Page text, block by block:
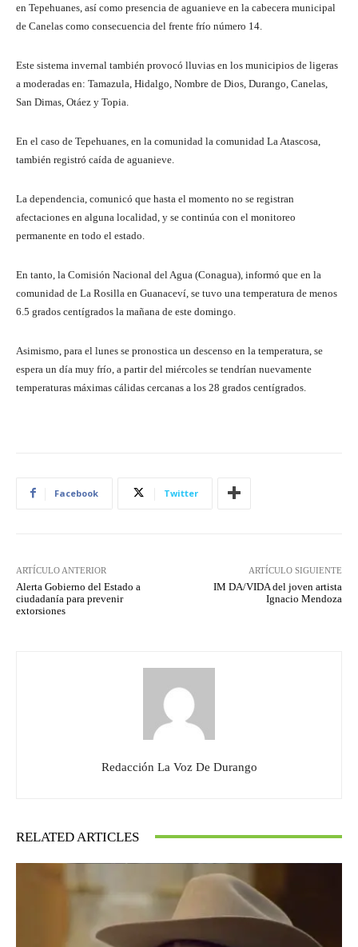
en Tepehuanes, así como presencia de aguanieve en la cabecera municipal
de Canelas como consecuencia del frente frío número 14.
Este sistema invernal también provocó lluvias en los municipios de ligeras
a moderadas en: Tamazula, Hidalgo, Nombre de Dios, Durango, Canelas,
San Dimas, Otáez y Topia.
En el caso de Tepehuanes, en la comunidad la comunidad La Atascosa,
también registró caída de aguanieve.
La dependencia, comunicó que hasta el momento no se registran
afectaciones en alguna localidad, y se continúa con el monitoreo
permanente en todo el estado.
En tanto, la Comisión Nacional del Agua (Conagua), informó que en la
comunidad de La Rosilla en Guanaceví, se tuvo una temperatura de menos
6.5 grados centígrados la mañana de este domingo.
Asimismo, para el lunes se pronostica un descenso en la temperatura, se
espera un día muy frío, a partir del miércoles se tendrían nuevamente
temperaturas máximas cálidas cercanas a los 28 grados centígrados.
Facebook Twitter
ARTÍCULO ANTERIOR
Alerta Gobierno del Estado a
ciudadanía para prevenir
extorsiones
ARTÍCULO SIGUIENTE
IM DA/VIDA del joven artista
Ignacio Mendoza
Redacción La Voz De Durango
RELATED ARTICLES